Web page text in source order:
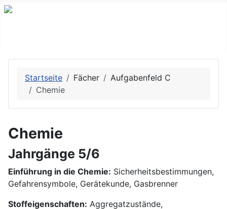
Startseite Fächer
Aufgabenfeld C
Chemie
Chemie
Jahrgänge 5/6
Einführung in die Chemie: Sicherheitsbestimmungen,
Gefahrensymbole, Gerätekunde, Gasbrenner
Stoffeigenschaften: Aggregatzustände,